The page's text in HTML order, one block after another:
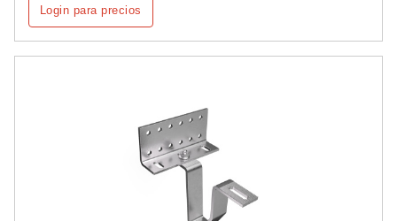
Login para precios